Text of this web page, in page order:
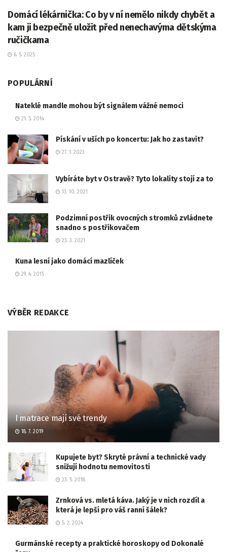
Domácí lékárnička: Co by v ní nemělo nikdy chybět a
kam ji bezpečně uložit před nenechavýma dětskýma
ručičkama
6. 5. 2025
POPULÁRNÍ
Nateklé mandle mohou být signálem vážné nemoci
21. 5. 2014
Pískání v uších po koncertu: Jak ho zastavit?
27. 1. 2023
Vybíráte byt v Ostravě? Tyto lokality stojí za to
13. 10. 2021
Podzimní postřik ovocných stromků zvládnete
snadno s postřikovačem
23. 3. 2021
Kuna lesní jako domácí mazlíček
29. 4. 2015
VÝBĚR REDAKCE
I matrace mají své trendy
18. 7. 2019
Kupujete byt? Skryté právní a technické vady
snižují hodnotu nemovitosti
23. 5. 2018
Zrnková vs. mletá káva. Jaký je v nich rozdíl a
která je lepší pro váš ranní šálek?
5. 2. 2024
Gurmánské recepty a praktické horoskopy od Dokonalé